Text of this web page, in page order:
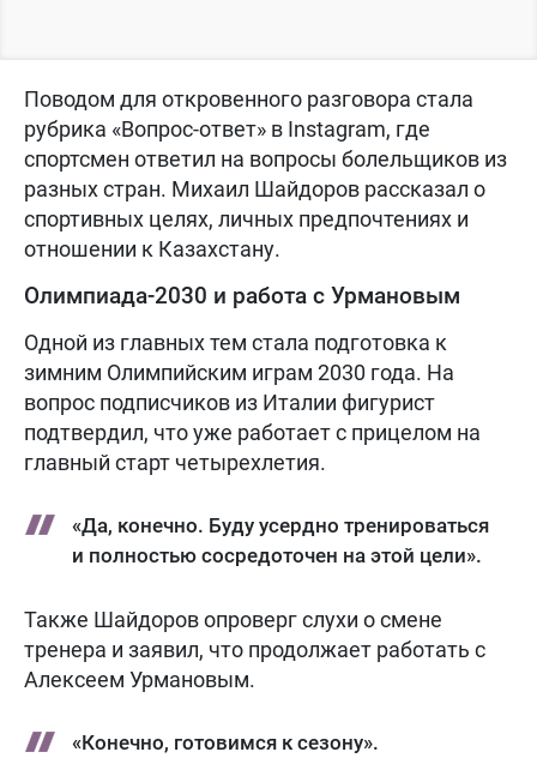
Поводом для откровенного разговора стала
рубрика «Вопрос-ответ» в Instagram, где
спортсмен ответил на вопросы болельщиков из
разных стран. Михаил Шайдоров рассказал о
спортивных целях, личных предпочтениях и
отношении к Казахстану.
Олимпиада-2030 и работа с Урмановым
Одной из главных тем стала подготовка к
зимним Олимпийским играм 2030 года. На
вопрос подписчиков из Италии фигурист
подтвердил, что уже работает с прицелом на
главный старт четырехлетия.
«Да, конечно. Буду усердно тренироваться
и полностью сосредоточен на этой цели».
Также Шайдоров опроверг слухи о смене
тренера и заявил, что продолжает работать с
Алексеем Урмановым.
«Конечно, готовимся к сезону».